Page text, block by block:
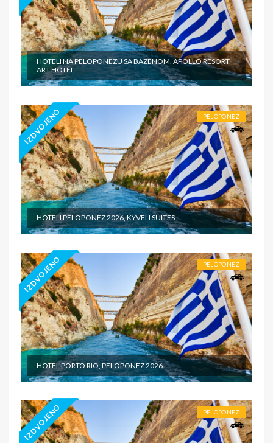
HOTELI NA PELOPONEZU SA BAZENOM, APOLLO RESORT
ART HOTEL
IZDVOJENO PELOPONEZ
HOTELI PELOPONEZ 2026, KYVELI SUITES
IZDVOJENO PELOPONEZ
HOTEL PORTO RIO, PELOPONEZ 2026
IZDVOJENO PELOPONEZ